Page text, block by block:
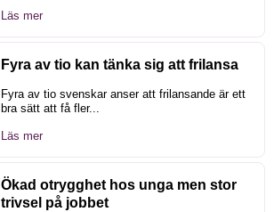
Läs mer
Fyra av tio kan tänka sig att frilansa
Fyra av tio svenskar anser att frilansande är ett
bra sätt att få fler...
Läs mer
Ökad otrygghet hos unga men stor
trivsel på jobbet